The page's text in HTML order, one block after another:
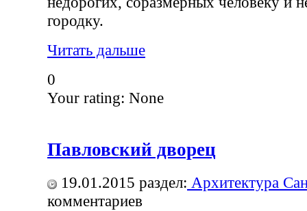
городку.
Читать дальше
0
Your rating: None
Павловский дворец
19.01.2015 раздел: Архитектура
комментариев